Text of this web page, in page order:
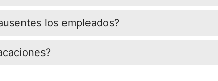
los empleados?